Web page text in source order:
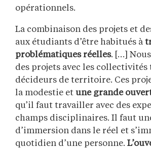
opérationnels.
La combinaison des projets et
aux étudiants d’être habitués à
problématiques réelles. […]
des projets avec les
décideurs de territoire. Ces
la modestie et une grande
qu’il faut travailler avec des
champs disciplinaires. Il faut
d’immersion dans le réel et
quotidien d’une personne.